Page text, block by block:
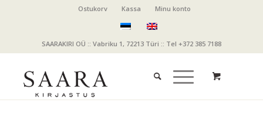
Ostukorv Kassa Minu konto
SAARAKIRI OÜ :: Vabriku 1, 72213 Türi :: Tel +372 385 7188